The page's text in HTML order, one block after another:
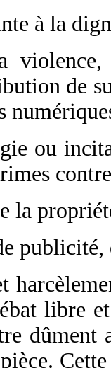
à la
de
ou
publicité,
libre
dûment